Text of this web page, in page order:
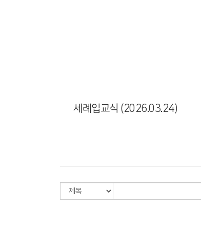
세례입교식 (2026.03.24)